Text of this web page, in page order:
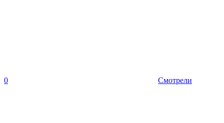
0 Смотрели